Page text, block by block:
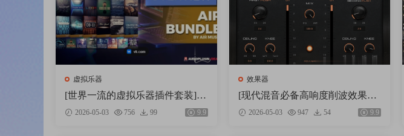
虚拟乐器
[世界一流的虚拟乐器插件套装] A
IR Music Technology Instruments B
undle 2025-R2R [WiN]（5.92GB）
2026-05-03 756 99 9.9
效果器
[现代混音必备高响度削波效果插
件] Audioloom Maciel Audio Deux
Clipper v1.0.0 [WiN, MacOSX]（3
2026-05-03 947 54 9.9